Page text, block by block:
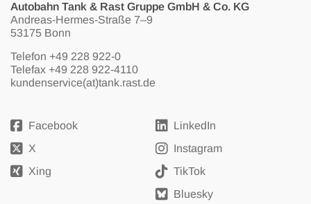
Autobahn Tank & Rast Gruppe GmbH & Co. KG
Andreas-Hermes-Straße 7–9
53175 Bonn
Telefon +49 228 922-0
Telefax +49 228 922-4110
kundenservice(at)tank.rast.de
Facebook
LinkedIn
X
Instagram
Xing
TikTok
Bluesky